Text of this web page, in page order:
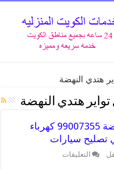
هتدي النهضة
تواير هتدي النهضة
بنشر متنقل | كراج النهضة 99007355 كهرباء
تصليح سيارات
التعليقات